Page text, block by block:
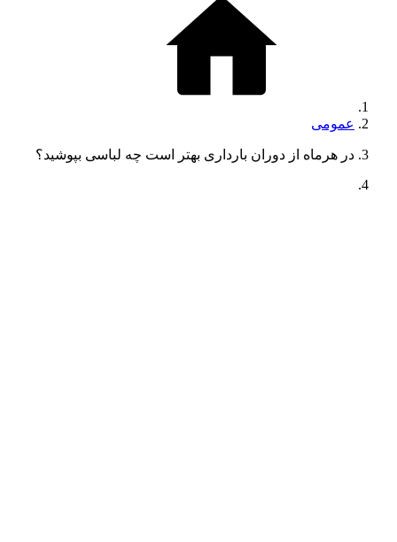
عمومی
در هرماه از دوران بارداری بهتر است چه لباسی بپوشید؟